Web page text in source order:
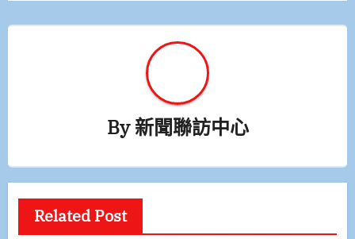
By新聞聯訪中心
Related Post